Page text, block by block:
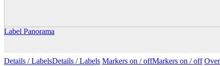
Label Panorama
Details / LabelsDetails /Labels Markers on /offMarkers on / off